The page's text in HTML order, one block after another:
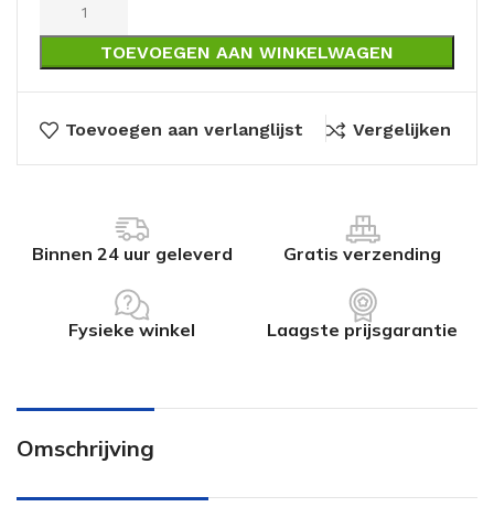
TOEVOEGEN AAN WINKELWAGEN
Toevoegen aan verlanglijst Vergelijken
Binnen 24 uur geleverd Gratis verzending
Fysieke winkel Laagste prijsgarantie
Omschrijving